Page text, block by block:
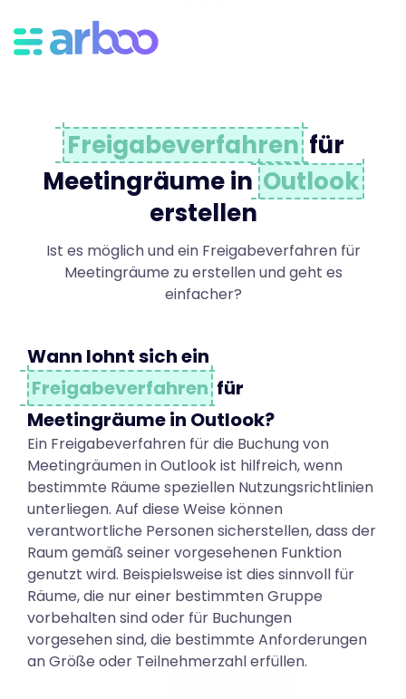
B
n
g
s
a
n
Freigabeverfahrenfür
Meetingräume in Outlook
erstellen
Ist es möglich und ein Freigabeverfahren für
Meetingräume zu erstellen und geht es
einfacher?
Wann lohnt sich ein
Freigabeverfahren für
Meetingräume in Outlook?
Ein Freigabeverfahren für die Buchung von
Meetingräumen in Outlook ist hilfreich, wenn
bestimmte Räume speziellen Nutzungsrichtlinien
unterliegen. Auf diese Weise können
verantwortliche Personen sicherstellen, dass der
Raum gemäß seiner vorgesehenen Funktion
genutzt wird. Beispielsweise ist dies sinnvoll für
Räume, die nur einer bestimmten Gruppe
vorbehalten sind oder für Buchungen
vorgesehen sind, die bestimmte Anforderungen
an Größe oder Teilnehmerzahl erfüllen.